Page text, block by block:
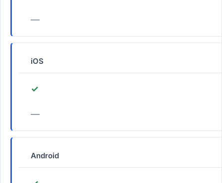
—
iOS
✓
—
Android